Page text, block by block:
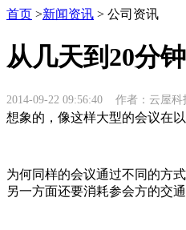
首页 >新闻资讯 > 公司资讯
从几天到20分
2014-09-22 09:56:40 作者：云屋科
想象的，像这样大型的会议在
为何同样的会议通过不同的方
另一方面还要消耗参会方的交通